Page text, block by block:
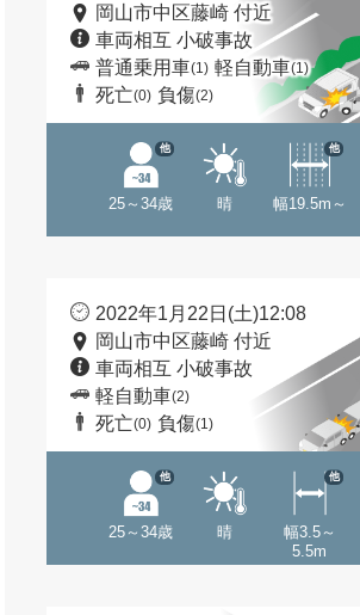
岡山市中区藤崎 付近
車両相互 小破事故
普通乗用車(1) 軽自動車(1)
死亡(0) 負傷(2)
25～34歳
他
晴 幅19.5m～
他
2022年1月22日(土)12:08
岡山市中区藤崎 付近
車両相互 小破事故
軽自動車(2)
死亡(0) 負傷(1)
25～34歳
他
晴
幅3.5～
5.5m
他